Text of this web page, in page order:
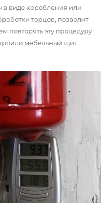
виде коробления или
торцов, позволит
повторять эту процедуру
мебельный щит.